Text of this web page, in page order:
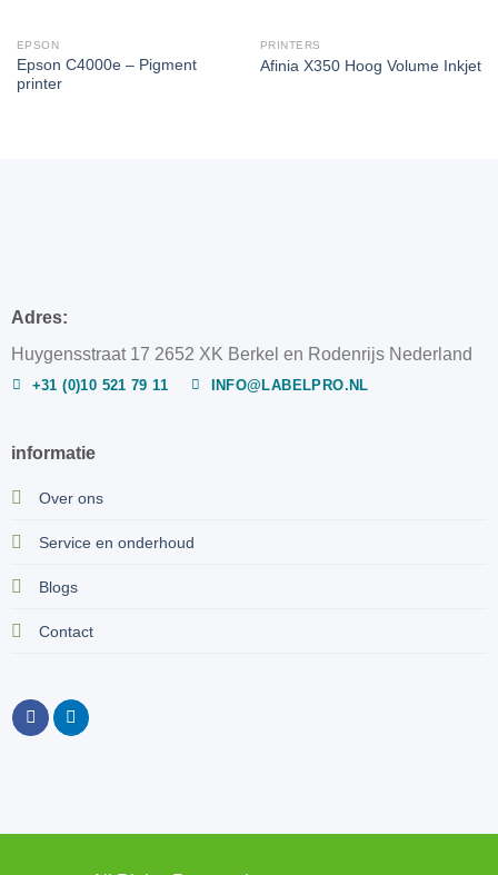
EPSON
Epson C4000e – Pigment
printer
PRINTERS
Afinia X350 Hoog Volume Inkjet
Adres:
Huygensstraat 17 2652 XK Berkel en Rodenrijs Nederland
+31 (0)10 521 79 11 INFO@LABELPRO.NL
informatie
Over ons
Service en onderhoud
Blogs
Contact